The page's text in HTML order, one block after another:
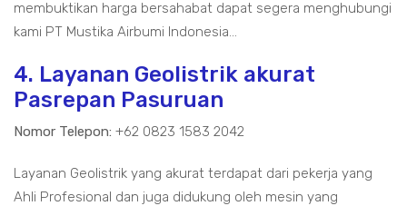
membuktikan harga bersahabat dapat segera menghubungi
kami PT Mustika Airbumi Indonesia...
4. Layanan Geolistrik akurat
Pasrepan Pasuruan
Nomor Telepon: +62 0823 1583 2042
Layanan Geolistrik yang akurat terdapat dari pekerja yang
Ahli Profesional dan juga didukung oleh mesin yang